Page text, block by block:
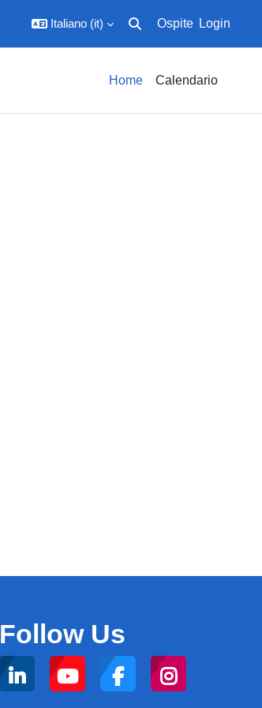
Italiano ‎(it)‎
Attiva/disattiva input di
Ospite Login
Home Calendario
Follow Us